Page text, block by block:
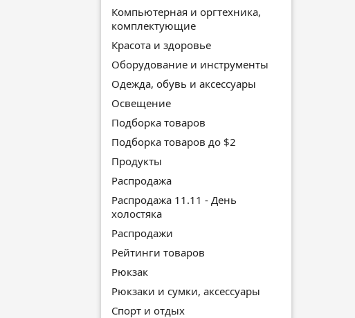
Компьютерная и оргтехника,
комплектующие
Красота и здоровье
Оборудование и инструменты
Одежда, обувь и аксессуары
Освещение
Подборка товаров
Подборка товаров до $2
Продукты
Распродажа
Распродажа 11.11 - День
холостяка
Распродажи
Рейтинги товаров
Рюкзак
Рюкзаки и сумки, аксессуары
Спорт и отдых